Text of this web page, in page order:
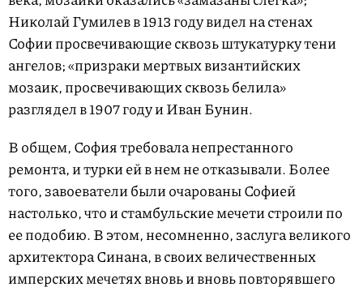
Николай Гумилев в 1913 году видел на стенах
Софии просвечивающие сквозь штукатурку тени
ангелов; «призраки мертвых византийских
мозаик, просвечивающих сквозь белила»
разглядел в 1907 году и Иван Бунин.
В общем, София требовала непрестанного
ремонта, и турки ей в нем не отказывали. Более
того, завоеватели были очарованы Софией
настолько, что и стамбульские мечети строили по
ее подобию. В этом, несомненно, заслуга великого
архитектора Синана, в своих величественных
имперских мечетях вновь и вновь повторявшего